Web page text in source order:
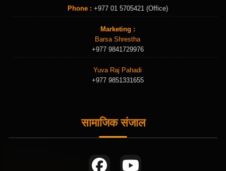
Phone : +977 01 5705421 (Office)
Marketing :
Barsa Shrestha
+977 9841729976
Yuva Raj Pahadi
+977 9851331655
सामाजिक संजाल